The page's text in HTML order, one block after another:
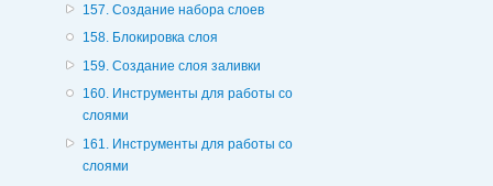
157. Создание набора слоев
158. Блокировка слоя
159. Создание слоя заливки
160. Инструменты для работы со
слоями
161. Инструменты для работы со
слоями